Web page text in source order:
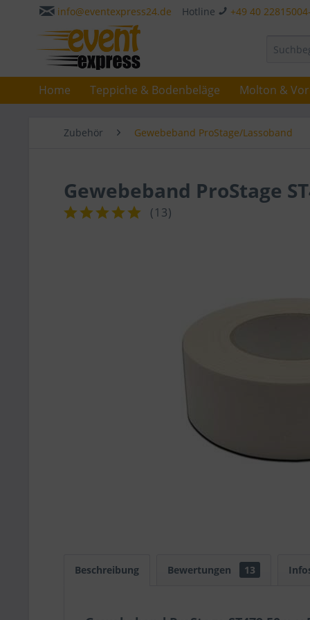
info@eventexpress24.de Hotline +49 40
Home Teppiche & Bodenbeläge Molton &
Zubehör Gewebeband ProStage/Lassoband
Gewebeband ProStage
(13)
Beschreibung Bewertungen 13